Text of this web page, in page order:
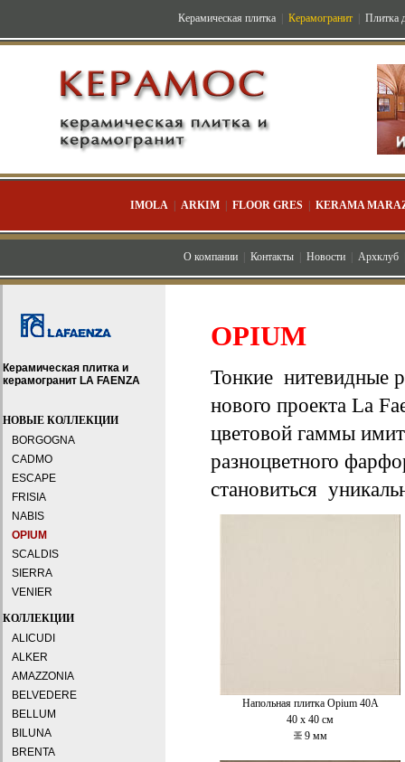
Керамическая плитка Керамогранит Плитка
IMOLA| ARKIM| FLOOR GRES| KERAMA
О компании| Контакты| Новости| Архклуб
Керамическая плитка и
керамогранит LA FAENZA
НОВЫЕ КОЛЛЕКЦИИ
BORGOGNA
CADMO
ESCAPE
FRISIA
NABIS
OPIUM
SCALDIS
SIERRA
VENIER
КОЛЛЕКЦИИ
ALICUDI
ALKER
AMAZZONIA
BELVEDERE
BELLUM
BILUNA
BRENTA
OPIUM
Тонкие нитевидные
нового проекта La
цветовой гаммы
разноцветного
становиться
Напольная плитка Opium 40A
40 x 40 см
9 мм